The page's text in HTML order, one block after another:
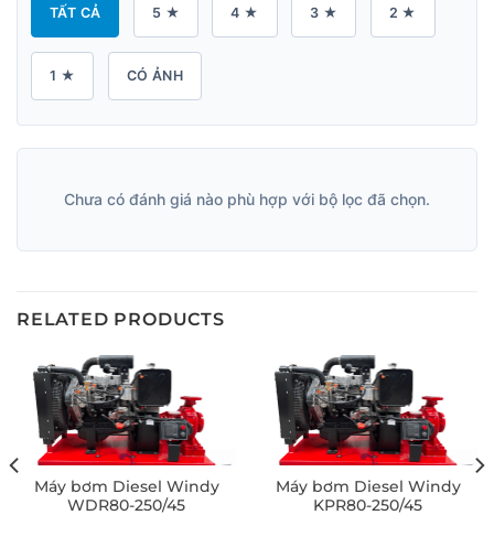
TẤT CẢ 5 ★ 4 ★ 3 ★ 2 ★
1 ★ CÓ ẢNH
Chưa có đánh giá nào phù hợp với bộ lọc đã chọn.
RELATED PRODUCTS
Máy bơm Diesel Windy
WDR80-250/45
Máy bơm Diesel Windy
KPR80-250/45